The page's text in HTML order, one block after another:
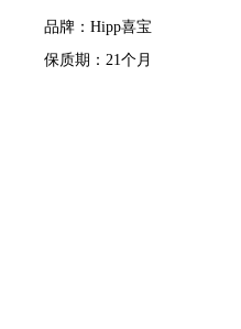
品牌：Hipp喜宝
保质期：21个月